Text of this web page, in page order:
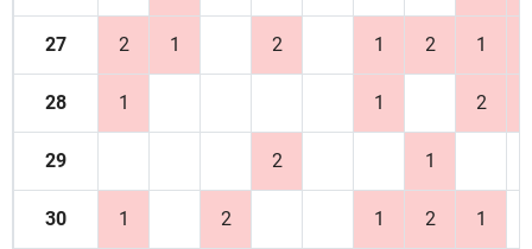
27 2 1 2 1 2 1
28 1 1 2
29 2 1
30 1 2 1 2 1